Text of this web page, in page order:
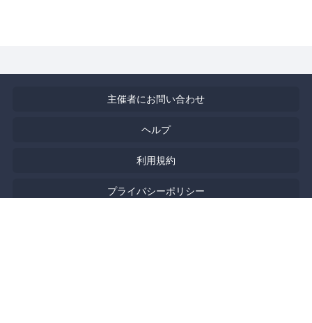
主催者にお問い合わせ
ヘルプ
利用規約
プライバシーポリシー